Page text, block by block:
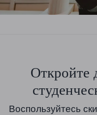
Откройте
Воспользуйтесь